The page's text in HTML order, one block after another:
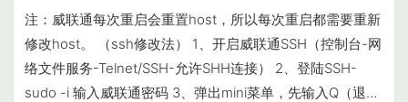
注：威联通每次重启会重置host，所以每次重启都需要重新
修改host。 （ssh修改法） 1、开启威联通SSH（控制台-网
络文件服务-Telnet/SSH-允许SHH连接） 2、登陆SSH-
sudo -i 输入威联通密码 3、弹出mini菜单，先输入Q（退